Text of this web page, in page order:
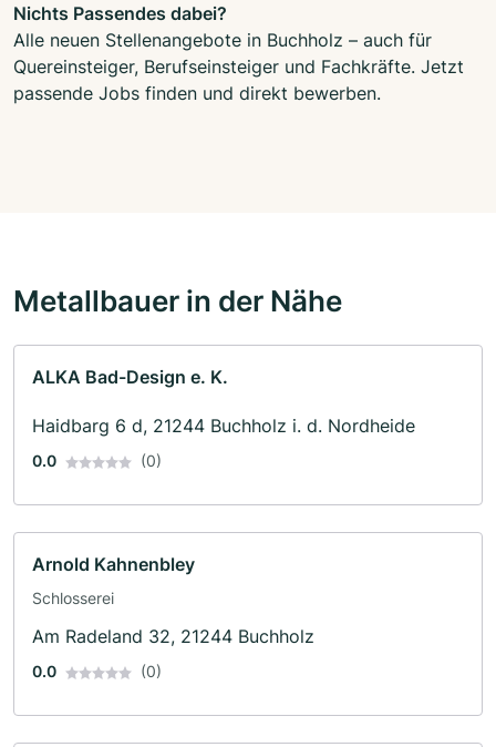
Nichts Passendes dabei?
Alle neuen Stellenangebote in Buchholz – auch für
Quereinsteiger, Berufseinsteiger und Fachkräfte. Jetzt
passende Jobs finden und direkt bewerben.
Metallbauer in der Nähe
ALKA Bad-Design e. K.
Haidbarg 6 d, 21244 Buchholz i. d. Nordheide
0.0 (0)
Arnold Kahnenbley
Schlosserei
Am Radeland 32, 21244 Buchholz
0.0 (0)